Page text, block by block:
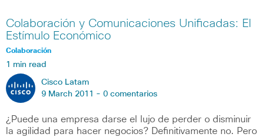
Colaboración y Comunicaciones Unificadas: El
Estímulo Económico
Colaboración
1 min read
Cisco Latam
9 March 2011 - 0 comentarios
¿Puede una empresa darse el lujo de perder o disminuir
la agilidad para hacer negocios? Definitivamente no. Pero